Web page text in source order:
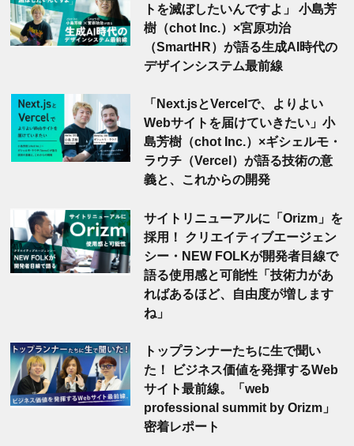
トを滅ぼしたいんですよ」 小島芳
樹（chot Inc.）×宮原功治
（SmartHR）が語る生成AI時代の
デザインシステム最前線
「Next.jsとVercelで、よりよい
Webサイトを届けていきたい」小
島芳樹（chot Inc.）×ギシェルモ・
ラウチ（Vercel）が語る技術の意
義と、これからの開発
サイトリニューアルに「Orizm」を
採用！ クリエイティブエージェン
シー・NEW FOLKが開発者目線で
語る使用感と可能性「技術力があ
ればあるほど、自由度が増します
ね」
トップランナーたちに生で聞い
た！ ビジネス価値を発揮するWeb
サイト最前線。「web
professional summit by Orizm」
密着レポート